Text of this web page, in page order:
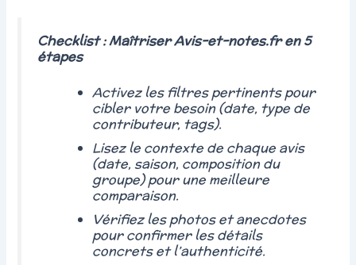
Checklist : Maîtriser Avis-et-notes.fr en 5
étapes
Activez les filtres pertinents pour
cibler votre besoin (date, type de
contributeur, tags).
Lisez le contexte de chaque avis
(date, saison, composition du
groupe) pour une meilleure
comparaison.
Vérifiez les photos et anecdotes
pour confirmer les détails
concrets et l’authenticité.